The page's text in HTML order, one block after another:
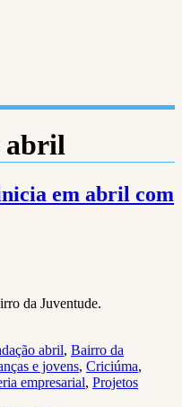
abril
em abril com
da Juventude.
abril, Bairro da
e jovens, Criciúma,
empresarial, Projetos